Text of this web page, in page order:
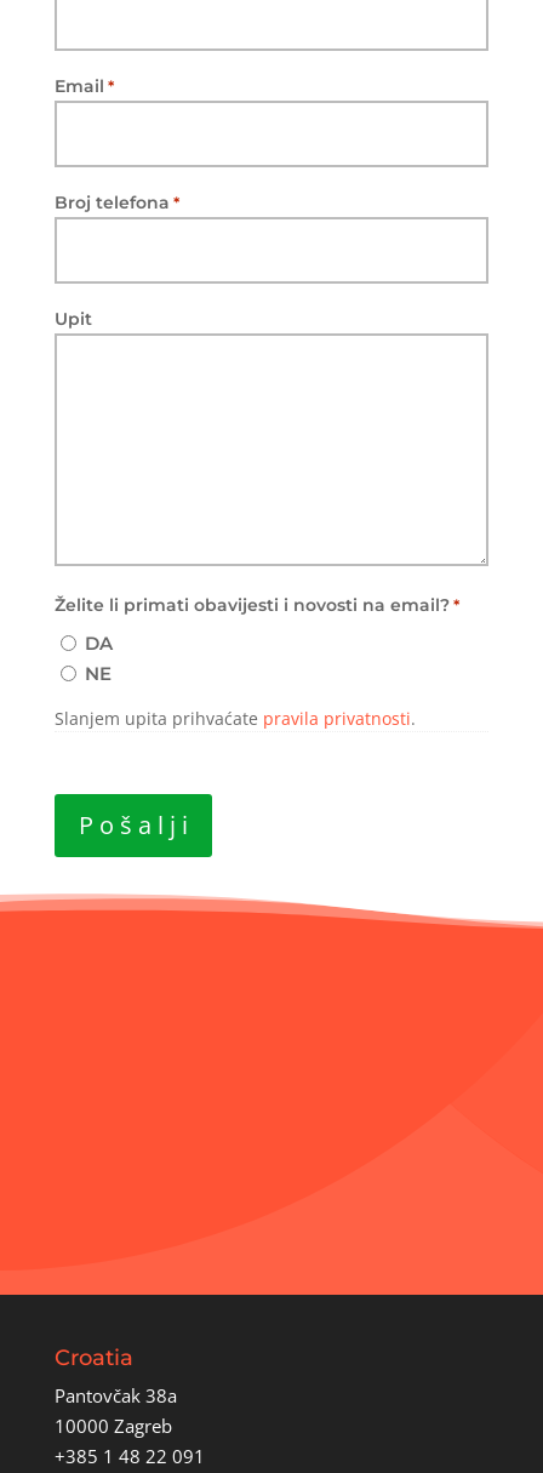
Email *
Broj telefona *
Upit
Želite li primati obavijesti i novosti na email? *
DA
NE
Slanjem upita prihvaćate pravila privatnosti.
Croatia
Pantovčak 38a
10000 Zagreb
+385 1 48 22 091